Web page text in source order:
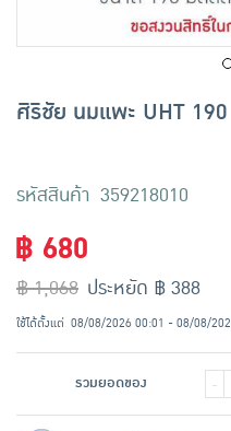
ศิริชัย นมแพะ UHT
รหัสสินค้า 359218010
฿ 680
฿ 1,068 ประหยัด ฿ 388
ใช้ได้ตั้งแต่ 08/08/2026 00:01 - 08/08/
รวมยอดของ -